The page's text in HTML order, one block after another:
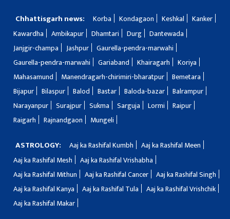
Chhattisgarh news: Korba Kondagaon Keshkal
Kanker
Kawardha
Ambikapur Dhamtari Durg
Dantewada
Janjgir-champa
Jashpur
Gaurella-pendra-marwahi
Gaurella-pendra-marwahi
Gariaband Khairagarh
Koriya
Mahasamund
Manendragarh-chirimiri-bharatpur
Bemetara
Bijapur
Bilaspur Balod Bastar Baloda-bazar
Balrampur
Narayanpur
Surajpur Sukma Sarguja Lormi
Raipur
Raigarh
Rajnandgaon Mungeli
ASTROLOGY: Aaj ka Rashifal Kumbh
Aaj ka Rashifal Meen
Aaj ka Rashifal Mesh
Aaj ka Rashifal Vrishabha
Aaj ka Rashifal Mithun
Aaj ka Rashifal Cancer
Aaj ka Rashifal Singh
Aaj ka Rashifal Kanya
Aaj ka Rashifal Tula
Aaj ka Rashifal Vrishchik
Aaj ka Rashifal Makar